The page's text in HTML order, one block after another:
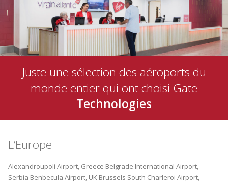
Juste une sélection des aéroports du
monde entier qui ont choisi Gate
Technologies
L’Europe
Alexandroupoli Airport, Greece Belgrade International Airport,
Serbia Benbecula Airport, UK Brussels South Charleroi Airport,